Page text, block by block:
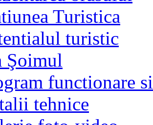
Turistica
turistic
Şoimul
functionare
tehnice